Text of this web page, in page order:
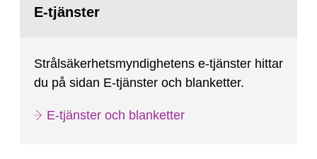
sida:E-tjänster
Strålsäkerhetsmyndighetens e-tjänster hittar
du på sidan E-tjänster och blanketter.
E-tjänster och blanketter